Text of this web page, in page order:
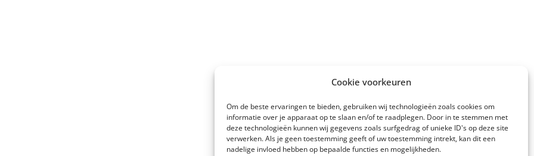
Cookie voorkeuren
Om de beste ervaringen te bieden, gebruiken wij technologieën zoals cookies om
informatie over je apparaat op te slaan en/of te raadplegen. Door in te stemmen met
deze technologieën kunnen wij gegevens zoals surfgedrag of unieke ID's op deze site
verwerken. Als je geen toestemming geeft of uw toestemming intrekt, kan dit een
nadelige invloed hebben op bepaalde functies en mogelijkheden.